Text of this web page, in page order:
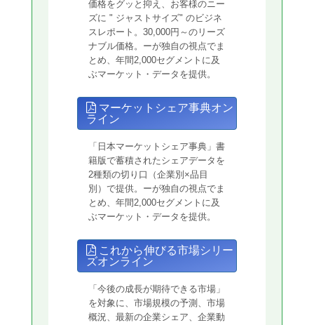
価格をグッと抑え、お客様のニー
ズに " ジャストサイズ" のビジネ
スレポート。30,000円～のリーズ
ナブル価格。ーが独自の視点でま
とめ、年間2,000セグメントに及
ぶマーケット・データを提供。
マーケットシェア事典オン
ライン
「日本マーケットシェア事典」書
籍版で蓄積されたシェアデータを
2種類の切り口（企業別×品目
別）で提供。ーが独自の視点でま
とめ、年間2,000セグメントに及
ぶマーケット・データを提供。
これから伸びる市場シリー
ズオンライン
「今後の成長が期待できる市場」
を対象に、市場規模の予測、市場
概況、最新の企業シェア、企業動